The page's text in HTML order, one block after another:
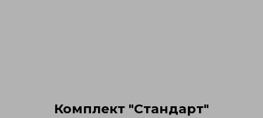
Комплект "Стандарт"